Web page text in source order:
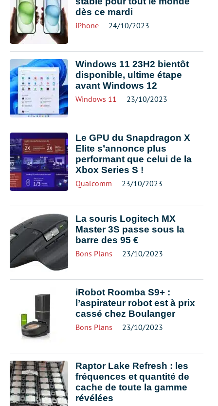
dès ce mardi
iPhone 24/10/2023
Windows 11 23H2 bientôt
disponible, ultime étape
avant Windows 12
Windows 11 23/10/2023
Le GPU du Snapdragon X
Elite s’annonce plus
performant que celui de la
Xbox Series S !
Qualcomm 23/10/2023
La souris Logitech MX
Master 3S passe sous la
barre des 95 €
Bons Plans 23/10/2023
iRobot Roomba S9+ :
l’aspirateur robot est à prix
cassé chez Boulanger
Bons Plans 23/10/2023
Raptor Lake Refresh : les
fréquences et quantité de
cache de toute la gamme
révélées